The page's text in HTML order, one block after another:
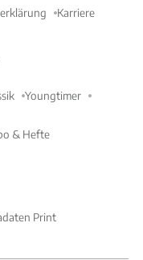
Karriere
Youngtimer
& Hefte
Print